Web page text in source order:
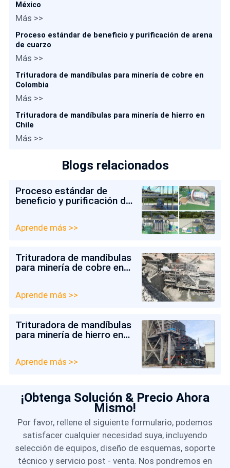
México
Más >>
Proceso estándar de beneficio y purificación de arena
de cuarzo
Más >>
Trituradora de mandíbulas para minería de cobre en
Colombia
Más >>
Trituradora de mandíbulas para minería de hierro en
Chile
Más >>
Blogs relacionados
Proceso estándar de
beneficio y purificación de
Aprende más >>
Trituradora de mandíbulas
para minería de cobre en
Aprende más >>
Trituradora de mandíbulas
para minería de hierro en
Aprende más >>
¡Obtenga Solución & Precio Ahora
Mismo!
Por favor, rellene el siguiente formulario, podemos
satisfacer cualquier necesidad suya, incluyendo
selección de equipos, diseño de esquemas, soporte
técnico y servicio post - venta. Nos pondremos en